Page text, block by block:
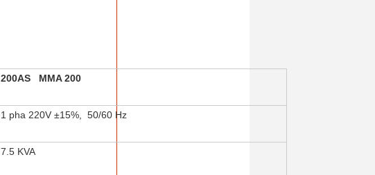
200AS MMA 200
1 pha 220V ±15%, 50/60 Hz
7.5 KVA